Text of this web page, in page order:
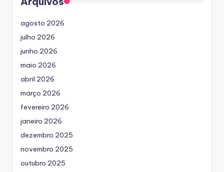
agosto 2026
julho 2026
junho 2026
maio 2026
abril 2026
março 2026
fevereiro 2026
janeiro 2026
dezembro 2025
novembro 2025
outubro 2025